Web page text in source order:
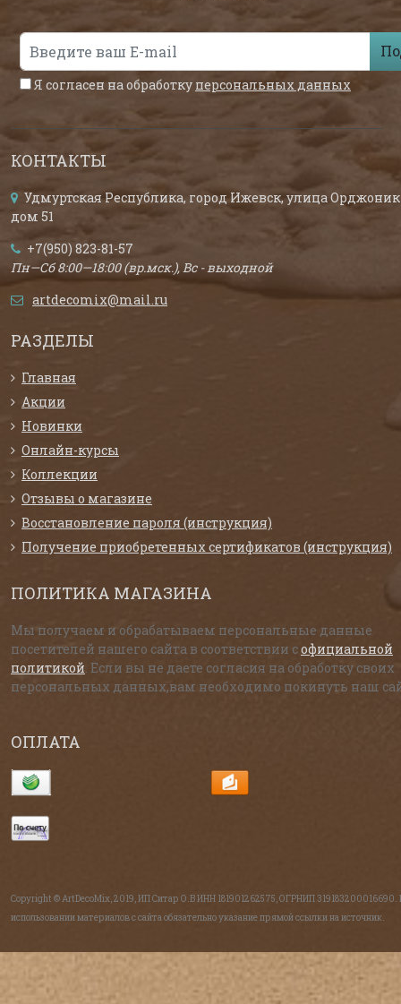
Я согласен на обработку персональных данных
КОНТАКТЫ
Удмуртская Республика, город Ижевск, улица
дом 51
+7(950) 823-81-57
Пн—Сб 8:00—18:00 (вр.мск.), Вс - выходной
artdecomix@mail.ru
РАЗДЕЛЫ
Главная
Акции
Новинки
Онлайн-курсы
Коллекции
Отзывы о магазине
Восстановление пароля (инструкция)
Получение приобретенных сертификатов (инструкция)
ПОЛИТИКА МАГАЗИНА
Мы получаем и обрабатываем персональные данные
посетителей нашего сайта в соответствии софициальной
политикой . Если вы не даете согласия на обработку своих
персональных данных,вам необходимо покинуть наш
ОПЛАТА
Copyright © ArtDecoMix, 2019, ИП Ситар О.В ИНН 181901262575, ОГРНИП 319183200016690.
использовании материалов с сайта обязательно указание прямой ссылки на источник.